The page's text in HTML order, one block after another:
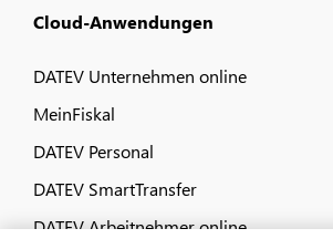
Cloud-Anwendungen
DATEV Unternehmen online
MeinFiskal
DATEV Personal
DATEV SmartTransfer
DATEV Arbeitnehmer online